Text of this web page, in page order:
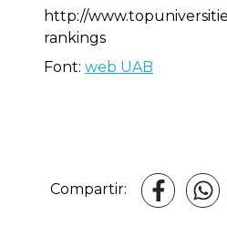
http://
rankings
Font: web UAB
Compartir: